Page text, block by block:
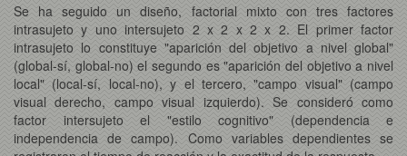
Se ha seguido un diseño, factorial mixto con tres factores
intrasujeto y uno intersujeto 2 x 2 x 2 x 2. El primer factor
intrasujeto lo constituye "aparición del objetivo a nivel global"
(global-sí, global-no) el segundo es "aparición del objetivo a nivel
local" (local-sí, local-no), y el tercero, "campo visual" (campo
visual derecho, campo visual izquierdo). Se consideró como
factor intersujeto el "estilo cognitivo" (dependencia e
independencia de campo). Como variables dependientes se